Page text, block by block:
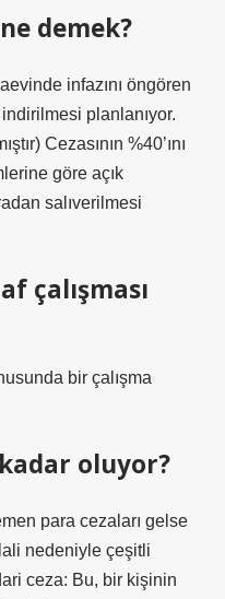
demek?
infazını öngören
indirilmesi planlanıyor.
Cezasının %40’ını
göre açık
salıverilmesi
çalışması
bir çalışma
oluyor?
para cezaları gelse
nedeniyle çeşitli
ceza: Bu, bir kişinin